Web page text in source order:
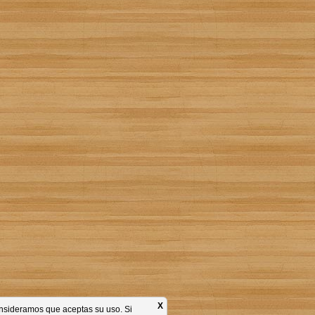
X
que aceptas su uso. Si